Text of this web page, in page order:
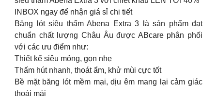
INBOX ngay để nhận giá sỉ chi tiết
Băng lót siêu thấm Abena Extra 3 là sản phẩm đạt
chuẩn chất lượng Châu Âu được ABcare phân phối
với các ưu điểm như:
Thiết kế siêu mỏng, gọn nhẹ
Thấm hút nhanh, thoát ẩm, khử mùi cực tốt
Bề mặt băng lót mềm mại, dịu êm mang lại cảm giác
thoải mái